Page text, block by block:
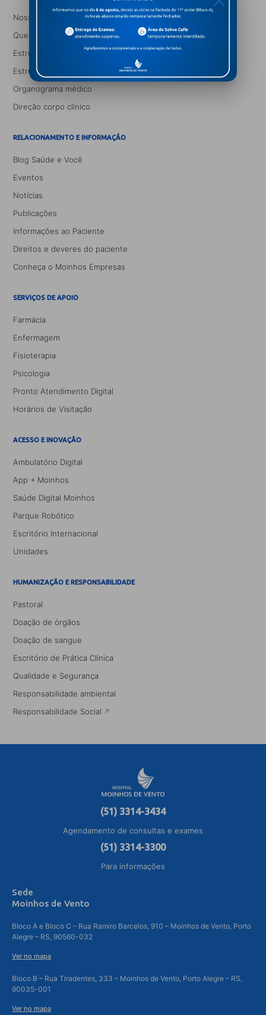
Nossa história
Quem somos
Estrutura da matriz
Estrutura de gestão
Organograma médico
Direção corpo clínico
RELACIONAMENTO E INFORMAÇÃO
Blog Saúde e Você
Eventos
Notícias
Publicações
Informações ao Paciente
Direitos e deveres do paciente
Conheça o Moinhos Empresas
SERVIÇOS DE APOIO
Farmácia
Enfermagem
Fisioterapia
Psicologia
Pronto Atendimento Digital
Horários de Visitação
ACESSO E INOVAÇÃO
Ambulatório Digital
App + Moinhos
Saúde Digital Moinhos
Parque Robótico
Escritório Internacional
Unidades
HUMANIZAÇÃO E RESPONSABILIDADE
Pastoral
Doação de órgãos
Doação de sangue
Escritório de Prática Clínica
Qualidade e Segurança
Responsabilidade ambiental
Responsabilidade Social
(51) 3314-3434
Agendamento de consultas e exames
(51) 3314-3300
Para informações
Sede
Moinhos de Vento
Bloco A e Bloco C – Rua Ramiro Barcelos, 910 – Moinhos de Vento, Porto
Alegre – RS, 90560-032
Ver no mapa
Bloco B – Rua Tiradentes, 333 – Moinhos de Vento, Porto Alegre – RS,
90035-001
Ver no mapa